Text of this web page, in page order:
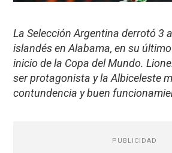
La Selección Argentina derrotó 3
islandés en Alabama, en su
inicio de la Copa del Mundo.
ser protagonista y la Albiceleste
contundencia y buen
PUBLICIDAD